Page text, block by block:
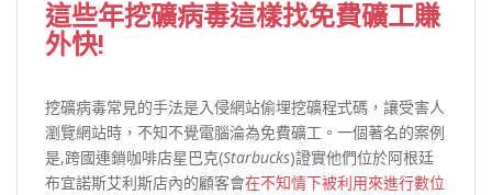
這些年挖礦病毒這樣找免費礦工賺
外快!
挖礦病毒常見的手法是入侵網站偷埋挖礦程式碼，讓受害人
瀏覽網站時，不知不覺電腦淪為免費礦工。一個著名的案例
是,跨國連鎖咖啡店星巴克(Starbucks)證實他們位於阿根廷
布宜諾斯艾利斯店內的顧客會在不知情下被利用來進行數位